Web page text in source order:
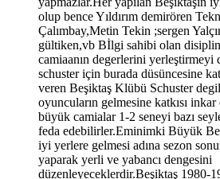
olup bence Yıldırım demirören
Çalımbay,Metin Tekin ;sergen
gültiken,vb Bİlgi sahibi olan disiplin
camiaanın degerlerini yerleştirmeyi
schuster için burada düsüncesine
veren Beşiktaş Klübü Schuster
oyuncuların gelmesine katkısı
büyük camialar 1-2 seneyi bazı
feda edebilirler.Eminimki Büyük
iyi yerlere gelmesi adına sezon
yaparak yerli ve yabancı dengesini
düzenleyeceklerdir.Beşiktaş 1980-